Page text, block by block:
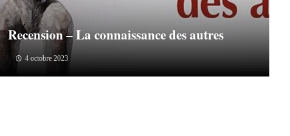
Recension – La connaissance des autres
4 octobre 2023